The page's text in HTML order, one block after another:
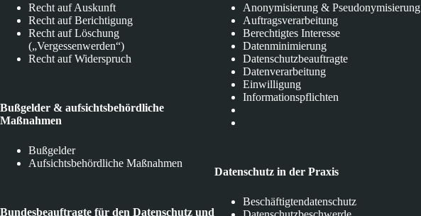
Recht auf Auskunft
Recht auf Berichtigung
Recht auf Löschung
(„Vergessenwerden“)
Recht auf Widerspruch
Bußgelder & aufsichtsbehördliche
Maßnahmen
Bußgelder
Aufsichtsbehördliche Maßnahmen
Bundesbeauftragte für den Datenschutz und
Anonymisierung & Pseudonymisierung
Auftragsverarbeitung
Berechtigtes Interesse
Datenminimierung
Datenschutzbeauftragte
Datenverarbeitung
Einwilligung
Informationspflichten
Datenschutz in der Praxis
Beschäftigtendatenschutz